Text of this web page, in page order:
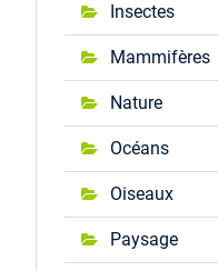
Insectes
Mammifères
Nature
Océans
Oiseaux
Paysage